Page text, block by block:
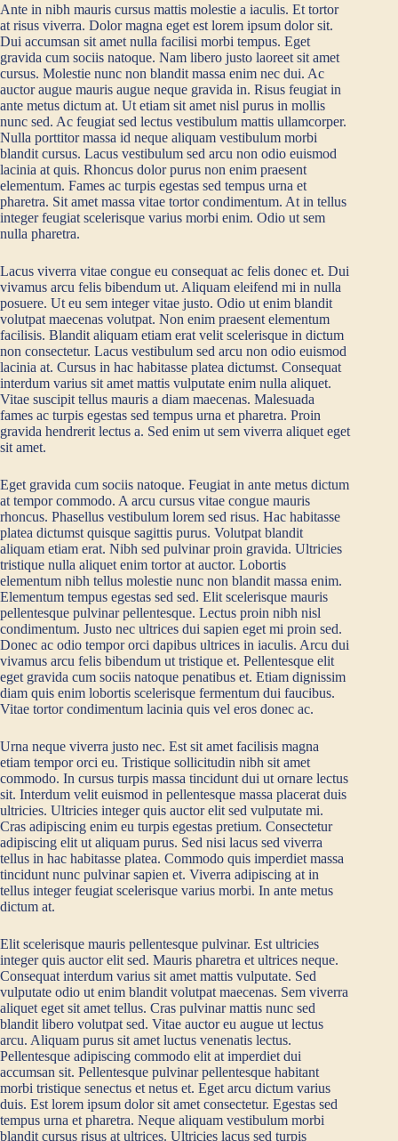
Ante in nibh mauris cursus mattis molestie a iaculis. Et tortor
at risus viverra. Dolor magna eget est lorem ipsum dolor sit.
Dui accumsan sit amet nulla facilisi morbi tempus. Eget
gravida cum sociis natoque. Nam libero justo laoreet sit amet
cursus. Molestie nunc non blandit massa enim nec dui. Ac
auctor augue mauris augue neque gravida in. Risus feugiat in
ante metus dictum at. Ut etiam sit amet nisl purus in mollis
nunc sed. Ac feugiat sed lectus vestibulum mattis ullamcorper.
Nulla porttitor massa id neque aliquam vestibulum morbi
blandit cursus. Lacus vestibulum sed arcu non odio euismod
lacinia at quis. Rhoncus dolor purus non enim praesent
elementum. Fames ac turpis egestas sed tempus urna et
pharetra. Sit amet massa vitae tortor condimentum. At in tellus
integer feugiat scelerisque varius morbi enim. Odio ut sem
nulla pharetra.
Lacus viverra vitae congue eu consequat ac felis donec et. Dui
vivamus arcu felis bibendum ut. Aliquam eleifend mi in nulla
posuere. Ut eu sem integer vitae justo. Odio ut enim blandit
volutpat maecenas volutpat. Non enim praesent elementum
facilisis. Blandit aliquam etiam erat velit scelerisque in dictum
non consectetur. Lacus vestibulum sed arcu non odio euismod
lacinia at. Cursus in hac habitasse platea dictumst. Consequat
interdum varius sit amet mattis vulputate enim nulla aliquet.
Vitae suscipit tellus mauris a diam maecenas. Malesuada
fames ac turpis egestas sed tempus urna et pharetra. Proin
gravida hendrerit lectus a. Sed enim ut sem viverra aliquet eget
sit amet.
Eget gravida cum sociis natoque. Feugiat in ante metus dictum
at tempor commodo. A arcu cursus vitae congue mauris
rhoncus. Phasellus vestibulum lorem sed risus. Hac habitasse
platea dictumst quisque sagittis purus. Volutpat blandit
aliquam etiam erat. Nibh sed pulvinar proin gravida. Ultricies
tristique nulla aliquet enim tortor at auctor. Lobortis
elementum nibh tellus molestie nunc non blandit massa enim.
Elementum tempus egestas sed sed. Elit scelerisque mauris
pellentesque pulvinar pellentesque. Lectus proin nibh nisl
condimentum. Justo nec ultrices dui sapien eget mi proin sed.
Donec ac odio tempor orci dapibus ultrices in iaculis. Arcu dui
vivamus arcu felis bibendum ut tristique et. Pellentesque elit
eget gravida cum sociis natoque penatibus et. Etiam dignissim
diam quis enim lobortis scelerisque fermentum dui faucibus.
Vitae tortor condimentum lacinia quis vel eros donec ac.
Urna neque viverra justo nec. Est sit amet facilisis magna
etiam tempor orci eu. Tristique sollicitudin nibh sit amet
commodo. In cursus turpis massa tincidunt dui ut ornare lectus
sit. Interdum velit euismod in pellentesque massa placerat duis
ultricies. Ultricies integer quis auctor elit sed vulputate mi.
Cras adipiscing enim eu turpis egestas pretium. Consectetur
adipiscing elit ut aliquam purus. Sed nisi lacus sed viverra
tellus in hac habitasse platea. Commodo quis imperdiet massa
tincidunt nunc pulvinar sapien et. Viverra adipiscing at in
tellus integer feugiat scelerisque varius morbi. In ante metus
dictum at.
Elit scelerisque mauris pellentesque pulvinar. Est ultricies
integer quis auctor elit sed. Mauris pharetra et ultrices neque.
Consequat interdum varius sit amet mattis vulputate. Sed
vulputate odio ut enim blandit volutpat maecenas. Sem viverra
aliquet eget sit amet tellus. Cras pulvinar mattis nunc sed
blandit libero volutpat sed. Vitae auctor eu augue ut lectus
arcu. Aliquam purus sit amet luctus venenatis lectus.
Pellentesque adipiscing commodo elit at imperdiet dui
accumsan sit. Pellentesque pulvinar pellentesque habitant
morbi tristique senectus et netus et. Eget arcu dictum varius
duis. Est lorem ipsum dolor sit amet consectetur. Egestas sed
tempus urna et pharetra. Neque aliquam vestibulum morbi
blandit cursus risus at ultrices. Ultricies lacus sed turpis